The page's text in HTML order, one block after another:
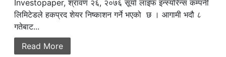
Investopaper, श्रावण २६, २०७६ सूर्या लाइफ इन्स्योरेन्स कम्पनी
लिमिटेडले हकप्रद शेयर निष्काशन गर्ने भएको छ । आगामी भदौ ८
गतेबाट...
Read More